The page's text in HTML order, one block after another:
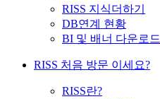
RISS 지식더하기
DB연계 현황
BI 및 배너 다운로드
RISS 처음 방문 이세요?
RISS란?